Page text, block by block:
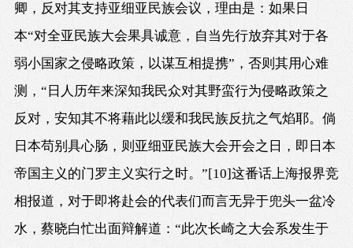
卿，反对其支持亚细亚民族会议，理由是：如果日
本“对全亚民族大会果具诚意，自当先行放弃其对于各
弱小国家之侵略政策，以谋互相提携”，否则其用心难
测，“日人历年来深知我民众对其野蛮行为侵略政策之
反对，安知其不将藉此以缓和我民族反抗之气焰耶。倘
日本苟别具心肠，则亚细亚民族大会开会之日，即日本
帝国主义的门罗主义实行之时。”[10]这番话上海报界竞
相报道，对于即将赴会的代表们而言无异于兜头一盆冷
水，蔡晓白忙出面辩解道：“此次长崎之大会系发生于